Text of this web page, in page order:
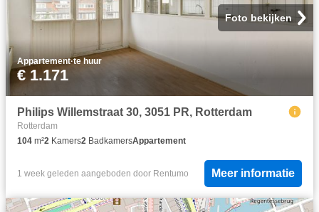
Foto bekijken
Appartement·te huur
€ 1.171
Philips Willemstraat 30, 3051 PR, Rotterdam
Rotterdam
104 m²2 Kamers2 BadkamersAppartement
1 week geleden aangeboden door Rentumo Meer informatie